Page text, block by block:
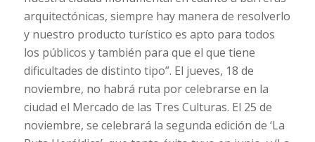
arquitectónicas, siempre hay manera de resolverlo
y nuestro producto turístico es apto para todos
los públicos y también para que el que tiene
dificultades de distinto tipo”. El jueves, 18 de
noviembre, no habrá ruta por celebrarse en la
ciudad el Mercado de las Tres Culturas. El 25 de
noviembre, se celebrará la segunda edición de ‘La